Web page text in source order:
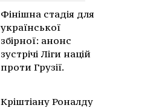
Фінішна стадія для
української
збірної: анонс
зустрічі Ліги націй
проти Грузії.
Кріштіану Роналду